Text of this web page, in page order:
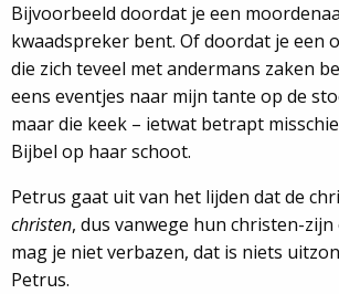
Bijvoorbeeld doordat je een
kwaadspreker bent. Of doordat je een
die zich teveel met andermans zaken
eens eventjes naar mijn tante op de
maar die keek – ietwat betrapt
Bijbel op haar schoot.
Petrus gaat uit van het lijden dat de
christen, dus vanwege hun christen-
mag je niet verbazen, dat is niets
Petrus.